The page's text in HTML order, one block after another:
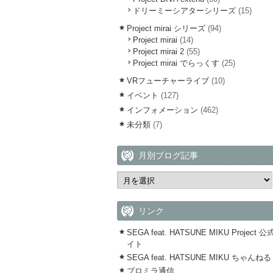
ドリーミーシアターシリーズ (15)
Project mirai シリーズ (94)
Project mirai (14)
Project mirai 2 (55)
Project mirai でらっくす (25)
VRフューチャーライブ (10)
イベント (127)
インフォメーション (462)
未分類 (7)
月別ブログ記事
リンク
SEGA feat. HATSUNE MIKU Project 公
イト
SEGA feat. HATSUNE MIKU ちゃんねる
プロミラ通信